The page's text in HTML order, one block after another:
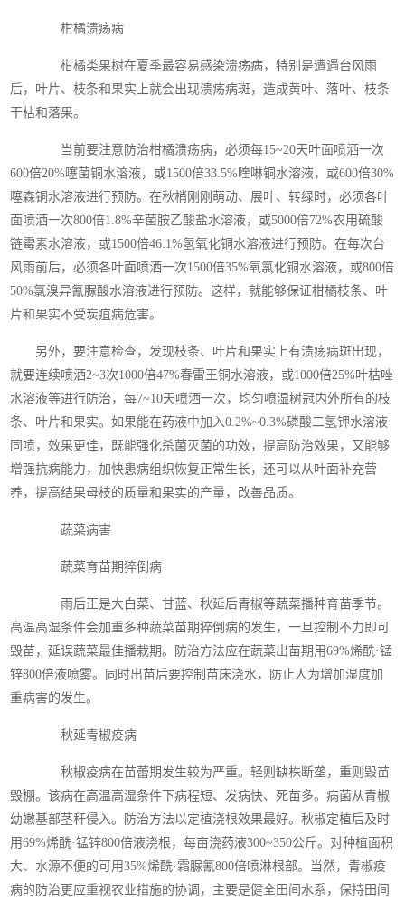
柑橘溃疡病
柑橘类果树在夏季最容易感染溃疡病，特别是遭遇台风雨
后，叶片、枝条和果实上就会出现溃疡病斑，造成黄叶、落叶、枝条
干枯和落果。
当前要注意防治柑橘溃疡病，必须每15~20天叶面喷洒一次
600倍20%噻菌铜水溶液，或1500倍33.5%喹啉铜水溶液，或600倍30%
噻森铜水溶液进行预防。在秋梢刚刚萌动、展叶、转绿时，必须各叶
面喷洒一次800倍1.8%辛菌胺乙酸盐水溶液，或5000倍72%农用硫酸
链霉素水溶液，或1500倍46.1%氢氧化铜水溶液进行预防。在每次台
风雨前后，必须各叶面喷洒一次1500倍35%氧氯化铜水溶液，或800倍
50%氯溴异氰脲酸水溶液进行预防。这样，就能够保证柑橘枝条、叶
片和果实不受炭疽病危害。
另外，要注意检查，发现枝条、叶片和果实上有溃疡病斑出现，
就要连续喷洒2~3次1000倍47%春雷王铜水溶液，或1000倍25%叶枯唑
水溶液等进行防治，每7~10天喷洒一次，均匀喷湿树冠内外所有的枝
条、叶片和果实。如果能在药液中加入0.2%~0.3%磷酸二氢钾水溶液
同喷，效果更佳，既能强化杀菌灭菌的功效，提高防治效果，又能够
增强抗病能力，加快患病组织恢复正常生长，还可以从叶面补充营
养，提高结果母枝的质量和果实的产量，改善品质。
蔬菜病害
蔬菜育苗期猝倒病
雨后正是大白菜、甘蓝、秋延后青椒等蔬菜播种育苗季节。
高温高湿条件会加重多种蔬菜苗期猝倒病的发生，一旦控制不力即可
毁苗，延误蔬菜最佳播栽期。防治方法应在蔬菜出苗期用69%烯酰·锰
锌800倍液喷雾。同时出苗后要控制苗床浇水，防止人为增加湿度加
重病害的发生。
秋延青椒疫病
秋椒疫病在苗蕾期发生较为严重。轻则缺株断垄，重则毁苗
毁棚。该病在高温高湿条件下病程短、发病快、死苗多。病菌从青椒
幼嫩基部茎秆侵入。防治方法以定植浇根效果最好。秋椒定植后及时
用69%烯酰·锰锌800倍液浇根，每亩浇药液300~350公斤。对种植面积
大、水源不便的可用35%烯酰·霜脲氰800倍喷淋根部。当然，青椒疫
病的防治更应重视农业措施的协调，主要是健全田间水系，保持田间